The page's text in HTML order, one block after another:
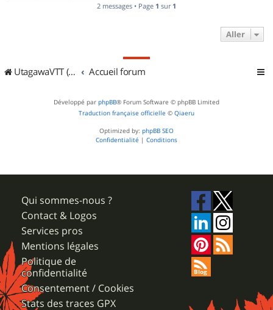
2 messages • Page 1 sur 1
Aller
UtagawaVTT (Randos VTT et VTTAE avec traces GPS) Accueil forum
Développé par phpBB® Forum Software © phpBB Limited
Traduction française officielle © Qiaeru
Optimized by: phpBB SEO
Confidentialité | Conditions
Qui sommes-nous ?
Contact & Logos
Services pros
Mentions légales
Politique de
confidentialité
Consentement / Cookies
Stats des traces GPX